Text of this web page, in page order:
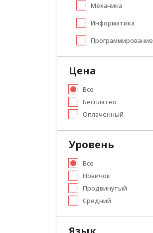
Механика
Информатика
Программирование
Цена
Все
Бесплатно
Оплаченный
Уровень
Все
Новичок
Продвинутый
Средний